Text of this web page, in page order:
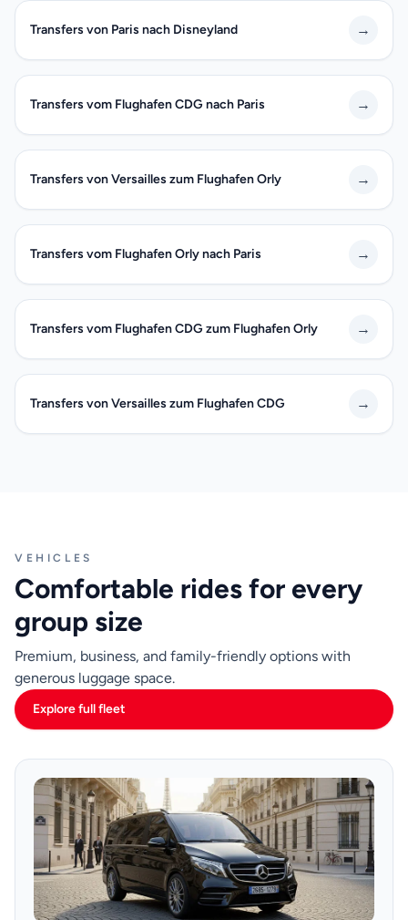
Transfers von Paris nach Disneyland →
Transfers vom Flughafen CDG nach Paris →
Transfers von Versailles zum Flughafen Orly →
Transfers vom Flughafen Orly nach Paris →
Transfers vom Flughafen CDG zum Flughafen Orly →
Transfers von Versailles zum Flughafen CDG →
VEHICLES
Comfortable rides for every
group size
Premium, business, and family-friendly options with
generous luggage space.
Explore full fleet